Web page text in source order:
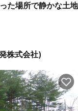
た場所で静かな土地
株式会社)